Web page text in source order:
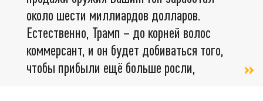
около шести миллиардов долларов.
Естественно, Трамп – до корней волос
коммерсант, и он будет добиваться того,
чтобы прибыли ещё больше росли,